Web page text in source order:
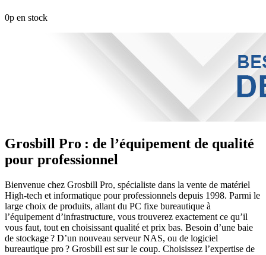
0p en stock
Grosbill Pro : de l’équipement de qualité
pour professionnel
Bienvenue chez Grosbill Pro, spécialiste dans la vente de matériel
High-tech et informatique pour professionnels depuis 1998. Parmi le
large choix de produits, allant du PC fixe bureautique à
l’équipement d’infrastructure, vous trouverez exactement ce qu’il
vous faut, tout en choisissant qualité et prix bas. Besoin d’une baie
de stockage ? D’un nouveau serveur NAS, ou de logiciel
bureautique pro ? Grosbill est sur le coup. Choisissez l’expertise de